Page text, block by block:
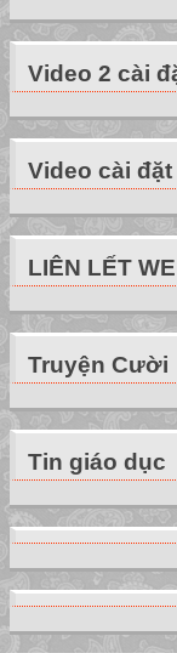
Video 2 cài
Video cài đặt
LIÊN LẾT
Truyện Cười
Tin giáo dục